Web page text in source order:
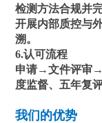
检测方法合规并
开展内部质控与
溯。
6.认可流程
申请→文件评审
度监督、五年复
我们的优势